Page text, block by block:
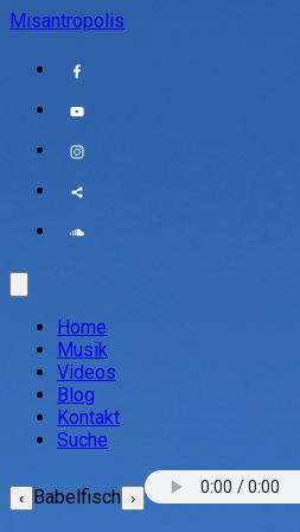
Misantropolis
Home
Musik
Videos
Blog
Kontakt
Suche
‹ Babelfisch ›